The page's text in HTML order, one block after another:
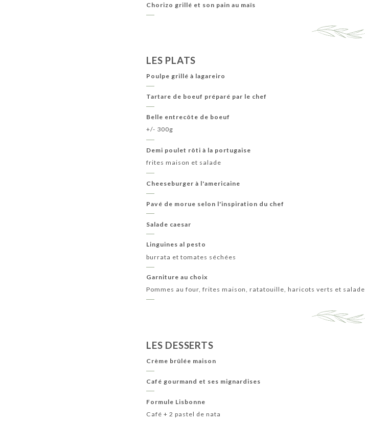
Chorizo grillé et son pain au maïs
LES PLATS
Poulpe grillé à lagareiro
Tartare de boeuf préparé par le chef
Belle entrecôte de boeuf
+/- 300g
Demi poulet rôti à la portugaise
frites maison et salade
Cheeseburger à l'americaine
Pavé de morue selon l'inspiration du chef
Salade caesar
Linguines al pesto
burrata et tomates séchées
Garniture au choix
Pommes au four, frites maison, ratatouille, haricots verts et salade
LES DESSERTS
Crème brûlée maison
Café gourmand et ses mignardises
Formule Lisbonne
Café + 2 pastel de nata